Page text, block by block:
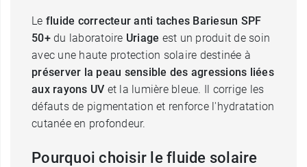
Le fluide correcteur anti taches Bariesun SPF
50+du laboratoire Uriage est un produit de soin
avec une haute protection solaire destinée à
préserver la peau sensible des agressions liées
aux rayons UV et la lumière bleue. Il corrige les
défauts de pigmentation et renforce l'hydratation
cutanée en profondeur.
Pourquoi choisir le fluide solaire